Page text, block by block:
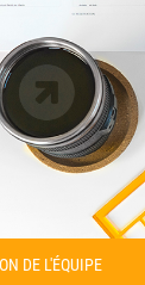
DE L'ÉQUIPE